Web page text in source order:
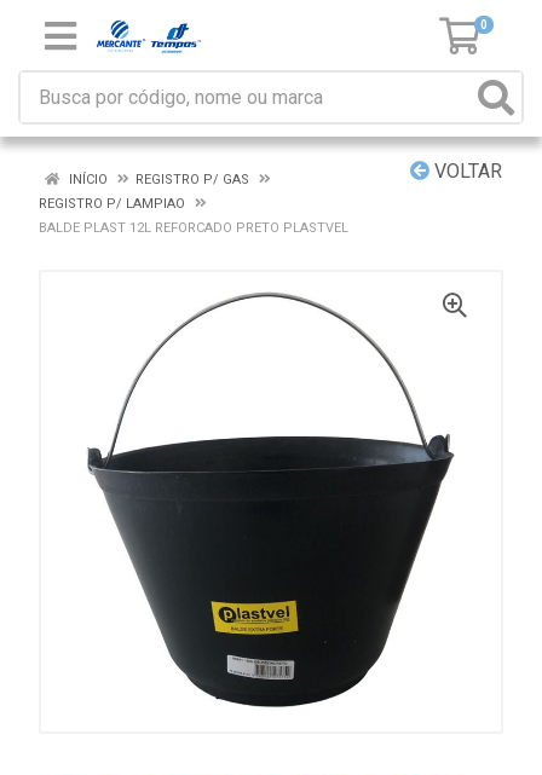
0
VOLTAR
INÍCIO
REGISTRO P/ GAS
REGISTRO P/ LAMPIAO
BALDE PLAST 12L REFORCADO PRETO PLASTVEL